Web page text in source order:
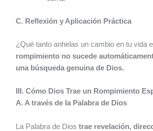
C. Reflexión y Aplicación Práctica
¿Qué tanto anhelas un cambio en tu vida
rompimiento no sucede
una búsqueda genuina de Dios.
III. Cómo Dios Trae un Rompimiento
A. A través de la Palabra de Dios
La Palabra de Diostrae revelación,